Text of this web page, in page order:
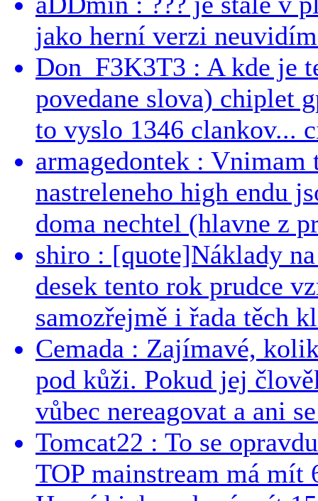
jako herní verzi
Don_F3K3T3 : A kde je
povedane slova) chiplet
to vyslo 1346 clankov...
armagedontek : Vnimam
nastreleneho high endu
doma nechtel (hlavne z
shiro : [quote]Náklady
desek tento rok prudce
samozřejmě i řada těch
Cemada : Zajímavé,
pod kůži. Pokud jej
vůbec nereagovat a ani
Tomcat22 : To se
TOP mainstream má